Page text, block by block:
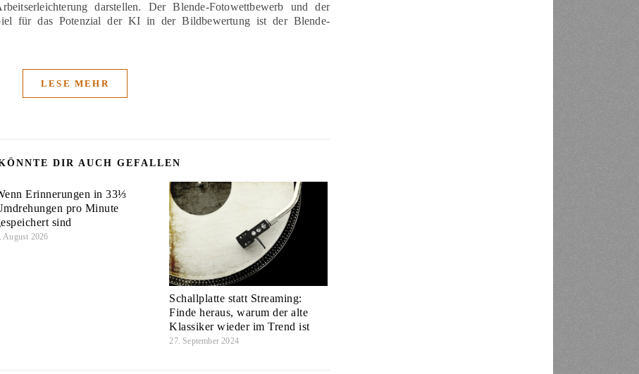
darstellen. Der Blende-Fotowettbewerb und der
für das Potenzial der KI in der Bildbewertung ist der Blende-
LESE MEHR
DIR AUCH GEFALLEN
Erinnerungen in 33⅓
pro Minute
sind
August 2026
Schallplatte statt Streaming:
Finde heraus, warum der alte
Klassiker wieder im Trend ist
27. September 2024